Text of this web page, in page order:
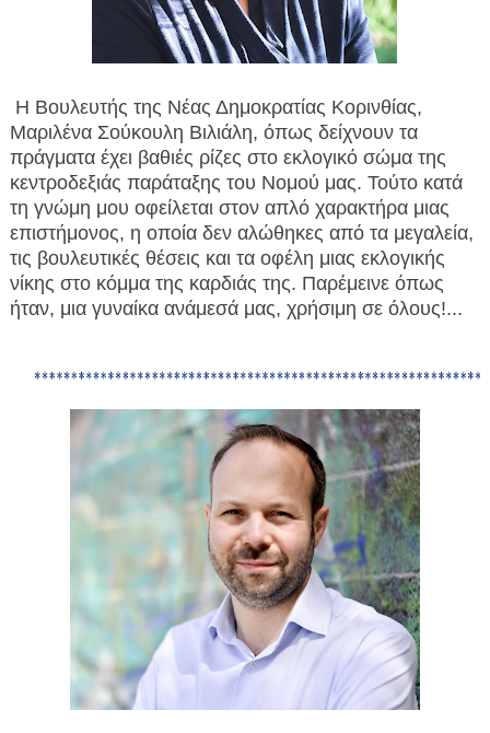
Η Βουλευτής της Νέας Δημοκρατίας Κορινθίας,
Μαριλένα Σούκουλη Βιλιάλη, όπως δείχνουν τα
πράγματα έχει βαθιές ρίζες στο εκλογικό σώμα της
κεντροδεξιάς παράταξης του Νομού μας. Τούτο κατά
τη γνώμη μου οφείλεται στον απλό χαρακτήρα μιας
επιστήμονος, η οποία δεν αλώθηκες από τα μεγαλεία,
τις βουλευτικές θέσεις και τα οφέλη μιας εκλογικής
νίκης στο κόμμα της καρδιάς της. Παρέμεινε όπως
ήταν, μια γυναίκα ανάμεσά μας, χρήσιμη σε όλους!...